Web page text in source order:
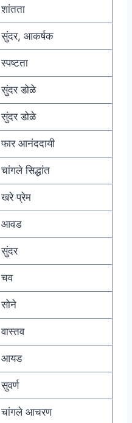
शांतता
सुंदर, आकर्षक
स्पष्टता
सुंदर डोळे
सुंदर डोळे
फार आनंददायी
चांगले सिद्धांत
खरे प्रेम
आवड
सुंदर
चव
सोने
वास्तव
आयड
सुवर्ण
चांगले आचरण